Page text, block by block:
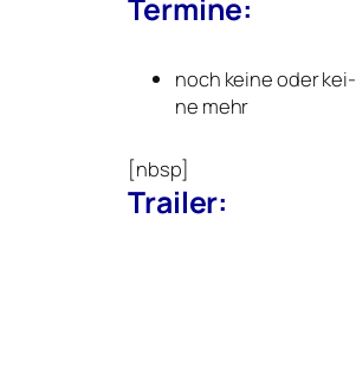
Termine:
noch kei­ne oder kei­
ne mehr
[nbsp]
Trailer: